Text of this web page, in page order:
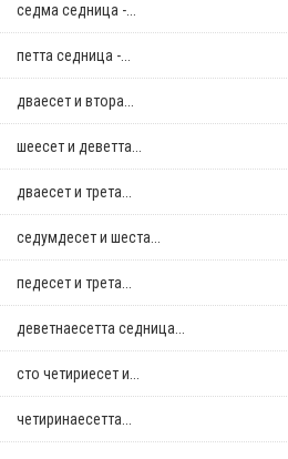
седма седница -...
петта седница -...
дваесет и втора...
шеесет и деветта...
дваесет и трета...
седумдесет и шеста...
педесет и трета...
деветнаесетта седница...
сто четириесет и...
четиринаесетта...